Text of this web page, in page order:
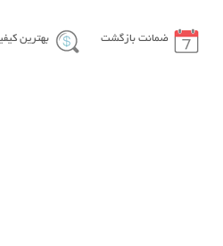
ضمانت بازگشت بهترین